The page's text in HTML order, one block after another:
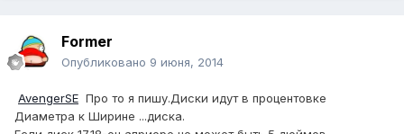
Former
Опубликовано 9 июня, 2014
AvengerSE Про то я пишу.Диски идут в процентовке
Диаметра к Ширине ...диска.